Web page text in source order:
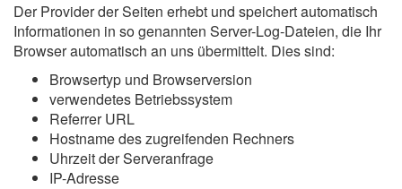
Der Provider der Seiten erhebt und speichert automatisch
Informationen in so genannten Server-Log-Dateien, die Ihr
Browser automatisch an uns übermittelt. Dies sind:
Browsertyp und Browserversion
verwendetes Betriebssystem
Referrer URL
Hostname des zugreifenden Rechners
Uhrzeit der Serveranfrage
IP-Adresse